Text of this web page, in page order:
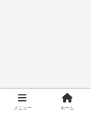
メニュー ホーム